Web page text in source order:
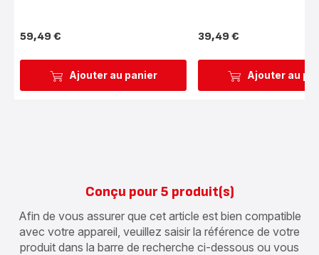
Ajouter au panier
Prix
59,49 €
Ajouter au
Prix
39,49 €
Conçu pour 5 produit(s)
Afin de vous assurer que cet article est bien compatible
avec votre appareil, veuillez saisir la référence de votre
produit dans la barre de recherche ci-dessous ou vous